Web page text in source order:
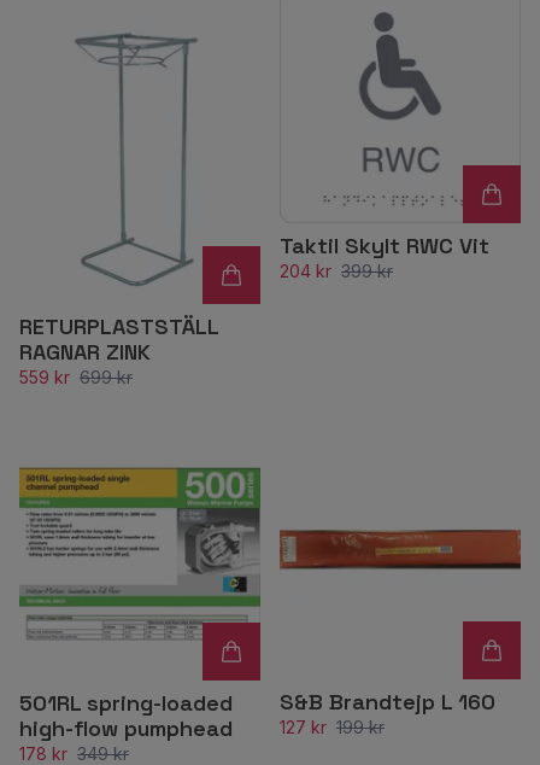
RETURPLASTSTÄLL
RAGNAR ZINK
559 kr 699 kr
Taktil Skylt RWC Vit
204 kr 399 kr
501RL spring-loaded
high-flow pumphead
178 kr 349 kr
S&B Brandtejp L 160
127 kr 199 kr